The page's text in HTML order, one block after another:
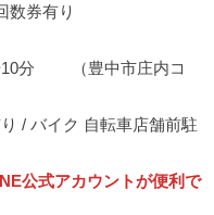
数券有り
10分 （豊中市庄内コ
/ バイク 自転車店舗前駐
公式アカウントが便利で